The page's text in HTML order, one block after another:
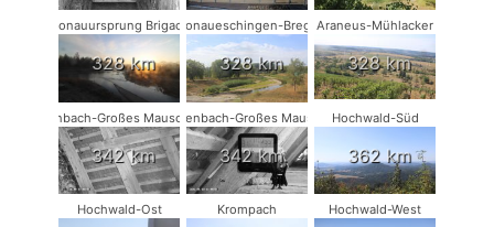
Donauursprung Brigach
328 km
Donaueschingen-Breg2
328 km
Araneus-Mühlacker
328 km
Rodenbach-Großes Mausohr #2
342 km
Rodenbach-Großes Mausohr
342 km
Hochwald-Süd
362 km
Hochwald-Ost Krompach Hochwald-West